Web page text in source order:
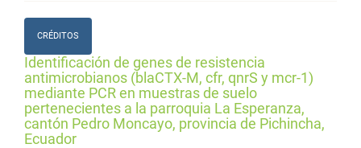
CRÉDITOS
Identificación de genes de resistencia
antimicrobianos (blaCTX-M, cfr, qnrS y mcr-1)
mediante PCR en muestras de suelo
pertenecientes a la parroquia La Esperanza,
cantón Pedro Moncayo, provincia de Pichincha,
Ecuador